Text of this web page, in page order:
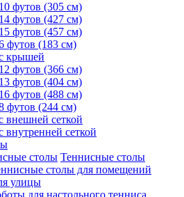
футов (305 см)
футов (427 см)
футов (457 см)
футов (183 см)
крышей
футов (366 см)
футов (404 см)
футов (488 см)
футов (244 см)
внешней сеткой
внутренней сеткой
Теннисные столы
столы для помещений
улицы
для настольного тенниса